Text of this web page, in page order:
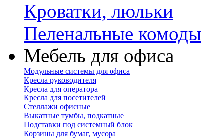
Кроватки, люльки
Пеленальные комоды
Мебель для офиса
Модульные системы для офиса
Кресла руководителя
Кресла для оператора
Кресла для посетителей
Стеллажи офисные
Выкатные тумбы, подкатные
Подставки под системный блок
Корзины для бумаг, мусора